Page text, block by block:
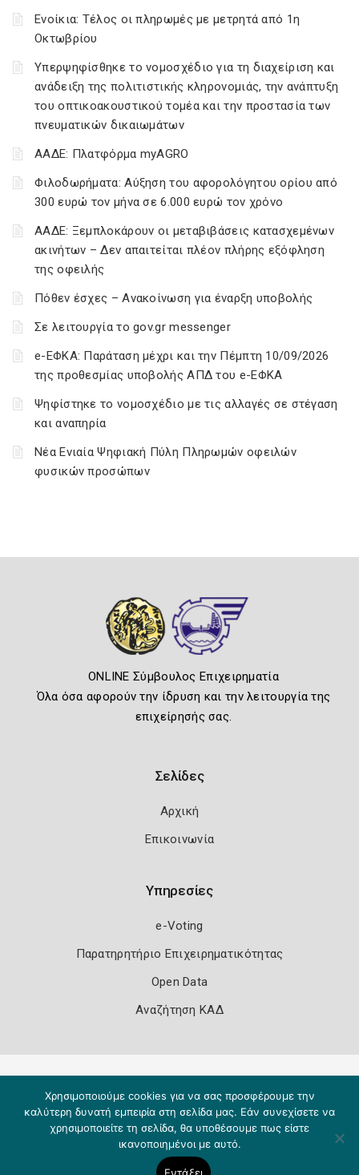
Ενοίκια: Τέλος οι πληρωμές με μετρητά από 1η
Οκτωβρίου
Υπερψηφίσθηκε το νομοσχέδιο για τη διαχείριση και
ανάδειξη της πολιτιστικής κληρονομιάς, την ανάπτυξη
του οπτικοακουστικού τομέα και την προστασία των
πνευματικών δικαιωμάτων
ΑΑΔΕ: Πλατφόρμα myAGRO
Φιλοδωρήματα: Αύξηση του αφορολόγητου ορίου από
300 ευρώ τον μήνα σε 6.000 ευρώ τον χρόνο
ΑΑΔΕ: Ξεμπλοκάρουν οι μεταβιβάσεις κατασχεμένων
ακινήτων – Δεν απαιτείται πλέον πλήρης εξόφληση
της οφειλής
Πόθεν έσχες – Ανακοίνωση για έναρξη υποβολής
Σε λειτουργία το gov.gr messenger
e-ΕΦΚΑ: Παράταση μέχρι και την Πέμπτη 10/09/2026
της προθεσμίας υποβολής ΑΠΔ του e-ΕΦΚΑ
Ψηφίστηκε το νομοσχέδιο με τις αλλαγές σε στέγαση
και αναπηρία
Νέα Ενιαία Ψηφιακή Πύλη Πληρωμών οφειλών
φυσικών προσώπων
ONLINE Σύμβουλος Επιχειρηματία
Όλα όσα αφορούν την ίδρυση και την λειτουργία της
επιχείρησής σας.
Σελίδες
Αρχική
Επικοινωνία
Υπηρεσίες
e-Voting
Παρατηρητήριο Επιχειρηματικότητας
Open Data
Αναζήτηση ΚΑΔ
Χρησιμοποιούμε cookies για να σας προσφέρουμε την
καλύτερη δυνατή εμπειρία στη σελίδα μας. Εάν συνεχίσετε να
χρησιμοποιείτε τη σελίδα, θα υποθέσουμε πως είστε
ικανοποιημένοι με αυτό.
Εντάξει
Copyright 2026 Knowledge A.E.